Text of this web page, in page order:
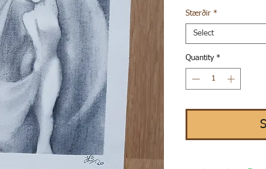
Stærðir *
Select
Quantity *